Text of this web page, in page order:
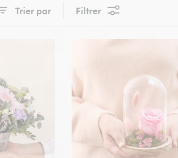
Trier par Filtrer